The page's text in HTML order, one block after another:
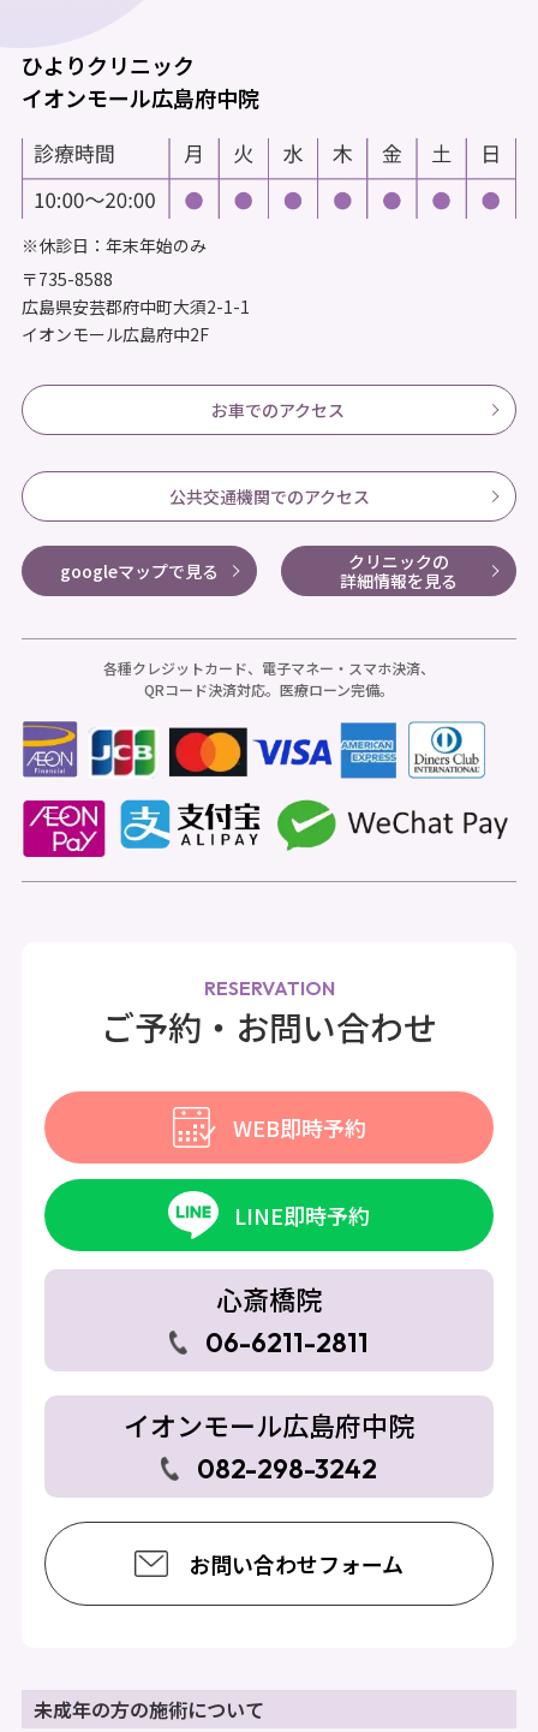
ひよりクリニック
イオンモール広島府中院
※休診日：年末年始のみ
〒735-8588
広島県安芸郡府中町大須2-1-1
イオンモール広島府中2F
お車でのアクセス
公共交通機関でのアクセス
googleマップで見る
クリニックの
詳細情報を見る
各種クレジットカード、電子マネー・スマホ決済、
QRコード決済対応。医療ローン完備。
RESERVATION
ご予約・お問い合わせ
LINE即時予約
WEB即時予約
心斎橋院
06-6211-2811
イオンモール広島府中院
082-298-3242
お問い合わせフォーム
未成年の方の施術について